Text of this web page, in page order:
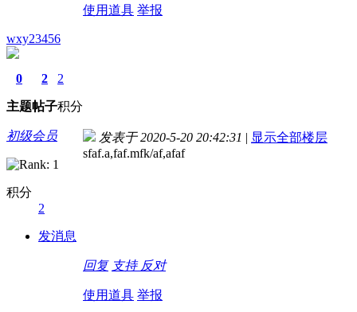
使用道具 举报
wxy23456
0
主题
2
帖子
2
积分
初级会员
积分
2
发消息
发表于 2020-5-20 20:42:31 | 显示全部楼层
sfaf.a,faf.mfk/af,afaf
回复 支持 反对
使用道具 举报